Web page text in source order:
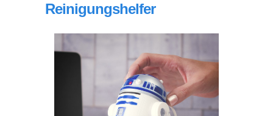
Reinigungshelfer